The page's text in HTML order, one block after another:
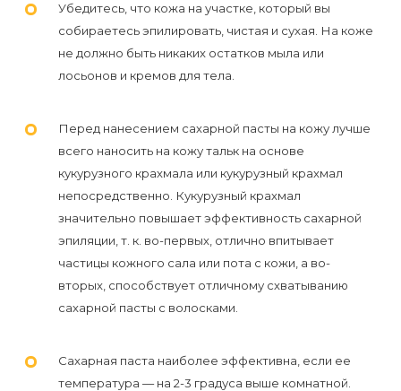
Виды
воска
Эпиляция
депиляция?
Убедитесь, что кожа на участке, который вы
собираетесь эпилировать, чистая и сухая. На коже
не должно быть никаких остатков мыла или
лосьонов и кремов для тела.
Перед нанесением сахарной пасты на кожу лучше
всего наносить на кожу тальк на основе
кукурузного крахмала или кукурузный крахмал
непосредственно. Кукурузный крахмал
значительно повышает эффективность сахарной
эпиляции, т. к. во-первых, отлично впитывает
частицы кожного сала или пота с кожи, а во-
вторых, способствует отличному схватыванию
сахарной пасты с волосками.
Сахарная паста наиболее эффективна, если ее
температура — на 2-3 градуса выше комнатной.